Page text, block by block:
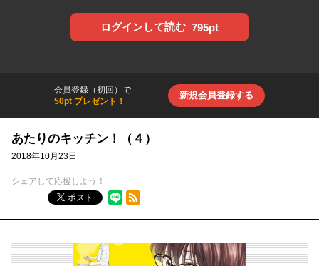
ログインして読む 795pt
会員登録（初回）で
50pt プレゼント！
新規会員登録する
あたりのキッチン！（４）
2018年10月23日
シェアして応援しよう！
ポスト
RSSフィード